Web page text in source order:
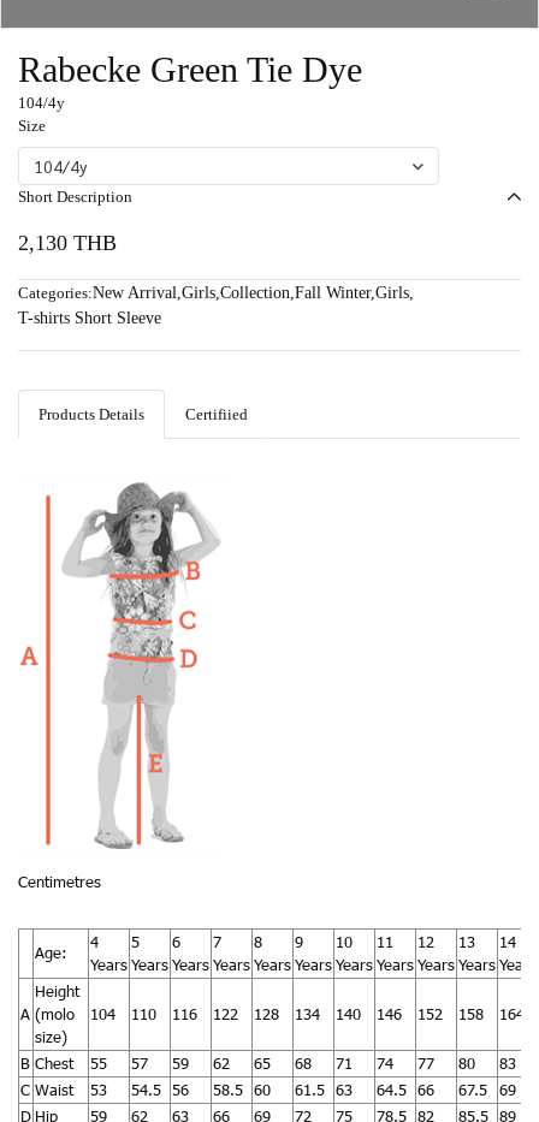
Rabecke Green Tie Dye
104/4y
Size
104/4y
Short Description
2,130 THB
Categories:New Arrival,Girls,Collection,Fall Winter,Girls,
T-shirts Short Sleeve
Products Details Certifiied
Centimetres
Age:
4
Years
5
Years
6
Years
7
Years
8
Years
9
Years
10
Years
11
Years
12
Years
13
Years
14
Years
A
Height
(molo
size)
104 110 116 122 128 134 140 146 152 158 164
B Chest 55 57 59 62 65 68 71 74 77 80
83
C Waist 53 54.5 56 58.5 60 61.5 63 64.5 66 67.5
69
D Hip 59 62 63 66 69 72 75 78.5 82 85.5 89